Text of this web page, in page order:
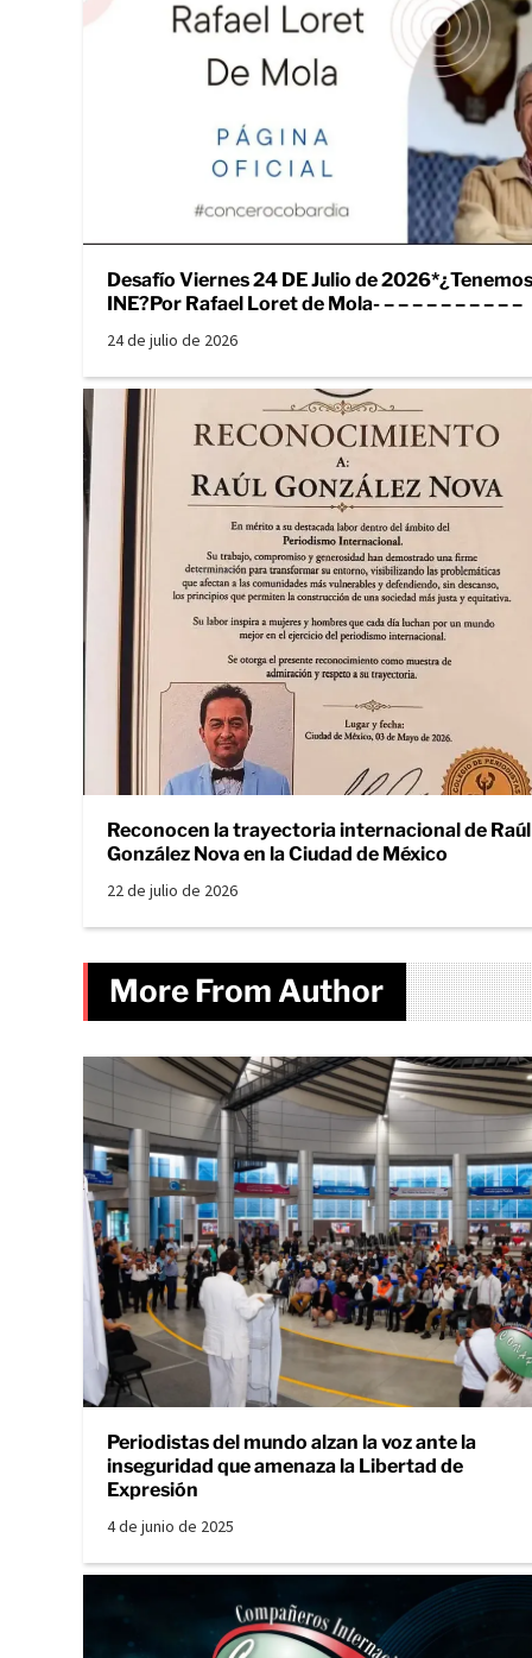
Desafío Viernes 24 DE Julio de 2026*¿Tenemos
INE?Por Rafael Loret de Mola- – – – – – – – – – –
24 de julio de 2026
Reconocen la trayectoria internacional de Raúl
González Nova en la Ciudad de México
22 de julio de 2026
More From Author
Periodistas del mundo alzan la voz ante la
inseguridad que amenaza la Libertad de
Expresión
4 de junio de 2025